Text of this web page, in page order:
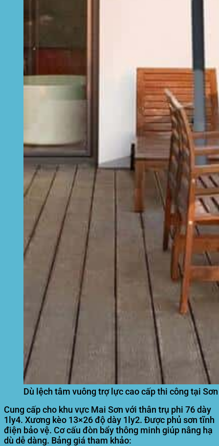
Dù lệch tâm vuông trợ lực cao cấp thi công tại
Cung cấp cho khu vực Mai Sơn với thân trụ phi 76 dày
1ly4. Xương kèo 13×26 độ dày 1ly2. Được phủ sơn tĩnh
điện bảo vệ. Cơ cấu đòn bẩy thông minh giúp nâng hạ
dù dễ dàng. Bảng giá tham khảo: